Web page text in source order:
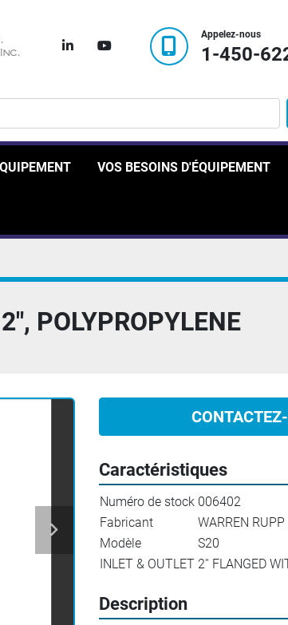
linkedinyoutube
Appelez-nous
1-450-
VOS BESOINS D'ÉQUIPEMENT
POLYPROPYLENE
Caractéristiques
Numéro de stock 006402
Fabricant
WARREN
Modèle
S20
INLET & OUTLET 2'' FLANGED
Description